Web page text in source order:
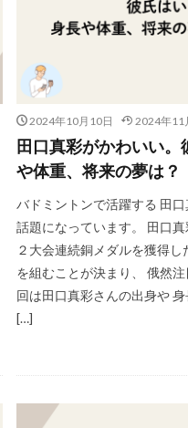
2024年10月10日 2024年11
田口真彩がかわいい。
や体重、将来の夢は？
バドミントンで活躍する 田
話題になっています。 田口
２大会連続銅メダルを獲得し
を組むことが決まり、 俄然
回は田口真彩さんの出身や
[…]